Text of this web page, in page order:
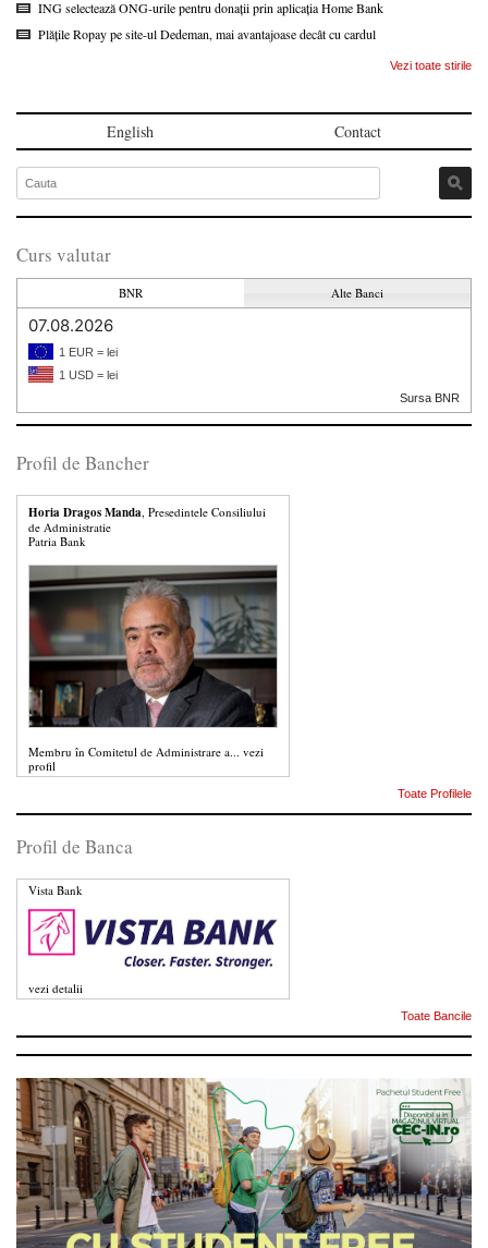
ING selectează ONG-urile pentru donații prin aplicația Home Bank
Plățile Ropay pe site-ul Dedeman, mai avantajoase decât cu cardul
Vezi toate stirile
English Contact
Curs valutar
BNR Alte Banci
07.08.2026
1 EUR = lei
1 USD = lei
Sursa BNR
Profil de Bancher
Horia Dragos Manda , Presedintele Consiliului
de Administratie
Patria Bank
Membru în Comitetul de Administrare a... vezi
profil
Toate Profilele
Profil de Banca
Vista Bank
vezi detalii
Toate Bancile